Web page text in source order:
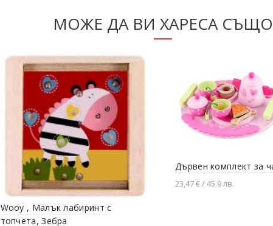
МОЖЕ ДА ВИ ХАРЕСА СЪЩО
Wooy , Малък лабиринт с
топчета, Зебра
Дървен комплект за
23,47 € / 45.9 лв.